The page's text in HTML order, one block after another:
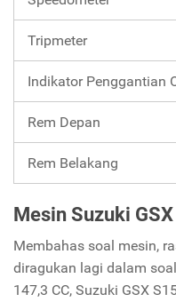
Tripmeter
Indikator Penggantian
Rem Depan
Rem Belakang
Mesin Suzuki
Membahas soal mesin,
diragukan lagi dalam
147,3 CC, Suzuki GSX